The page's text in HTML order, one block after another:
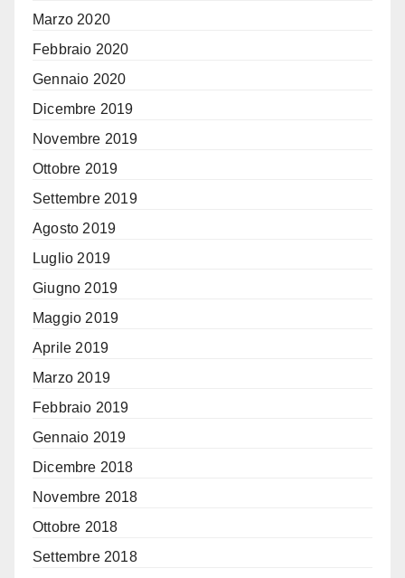
Marzo 2020
Febbraio 2020
Gennaio 2020
Dicembre 2019
Novembre 2019
Ottobre 2019
Settembre 2019
Agosto 2019
Luglio 2019
Giugno 2019
Maggio 2019
Aprile 2019
Marzo 2019
Febbraio 2019
Gennaio 2019
Dicembre 2018
Novembre 2018
Ottobre 2018
Settembre 2018